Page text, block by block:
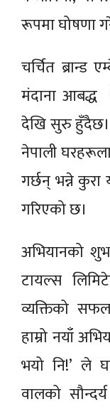
रूपमा घोषणा
चर्चित ब्रान्ड
मंदाना आबद्ध
देखि सुरु
नेपाली
गर्छन् भन्ने
गरिएको छ।
अभियानको
टायल्स
व्यक्तिको
हाम्रो नयाँ
भयो नि!’ ले
वालको